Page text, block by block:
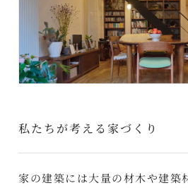
私たちが考える家づくり
家の建築には大量の材木や建築